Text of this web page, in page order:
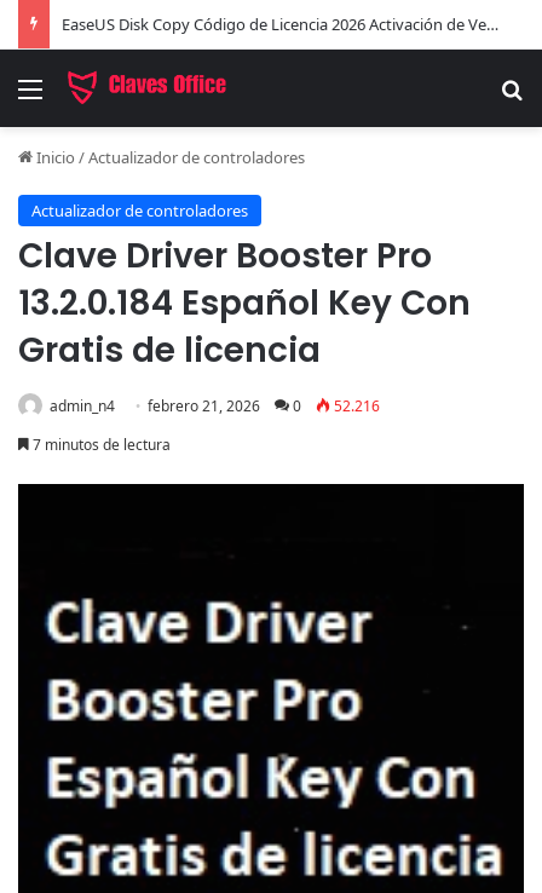
EaseUS Disk Copy Código de Licencia 2026 Activación de Versión Pro (Gratis)
Menú
Inicio /Actualizador de controladores
Actualizador de controladores
Clave Driver Booster Pro
13.2.0.184 Español Key Con
Gratis de licencia
admin_n4 febrero 21, 2026 0
52.216
7 minutos de lectura